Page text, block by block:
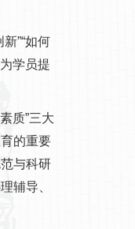
”“如何
学员提
质”三大
的重要
与科研
辅导、